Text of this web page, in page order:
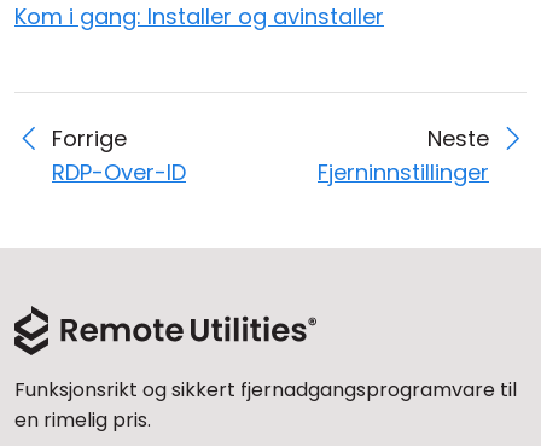
Kom i gang: Installer og avinstaller
Forrige
RDP-Over-ID
Neste
Fjerninnstillinger
Funksjonsrikt og sikkert fjernadgangsprogramvare til
en rimelig pris.